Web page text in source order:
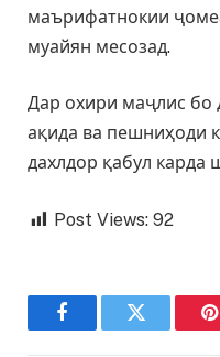
маърифатнокии
муайян месозад.
Дар охири маҷлис бо
ақида ва пешниҳоди
дахлдор қабул карда
Post Views: 92
FacebookTwitter